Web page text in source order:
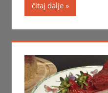
čitaj dalje